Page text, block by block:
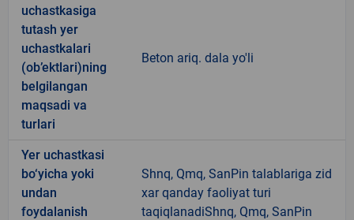
uchastkasiga
tutash yer
uchastkalari
(ob’ektlari)ning
belgilangan
maqsadi va
turlari
Beton ariq. dala yo'li
Yer uchastkasi
bo‘yicha yoki
undan
foydalanish
Shnq, Qmq, SanPin talablariga zid
xar qanday faoliyat turi
taqiqlanadiShnq, Qmq, SanPin